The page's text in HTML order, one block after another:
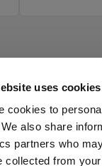
uses cookies
cookies to
also share
partners who
collected from
プレス 投資家